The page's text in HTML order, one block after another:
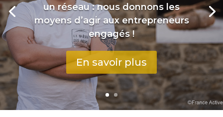
un réseau : nous donnons les
moyens d’agir aux entrepreneurs
engagés !
En savoir plus